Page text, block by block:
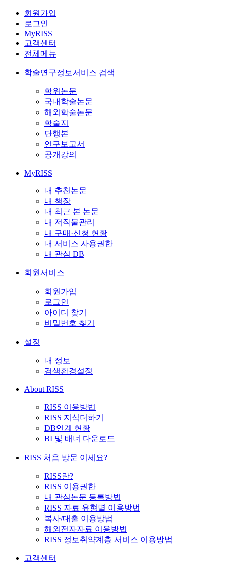
회원가입
로그인
MyRISS
고객센터
전체메뉴
학술연구정보서비스 검색
학위논문
국내학술논문
해외학술논문
학술지
단행본
연구보고서
공개강의
MyRISS
내 추천논문
내 책장
내 최근 본 논문
내 저작물관리
내 구매·신청 현황
내 서비스 사용권한
내 관심 DB
회원서비스
회원가입
로그인
아이디 찾기
비밀번호 찾기
설정
내 정보
검색환경설정
About RISS
RISS 이용방법
RISS 지식더하기
DB연계 현황
BI 및 배너 다운로드
RISS 처음 방문 이세요?
RISS란?
RISS 이용권한
내 관심논문 등록방법
RISS 자료 유형별 이용방법
복사/대출 이용방법
해외전자자료 이용방법
RISS 정보취약계층 서비스 이용방법
고객센터